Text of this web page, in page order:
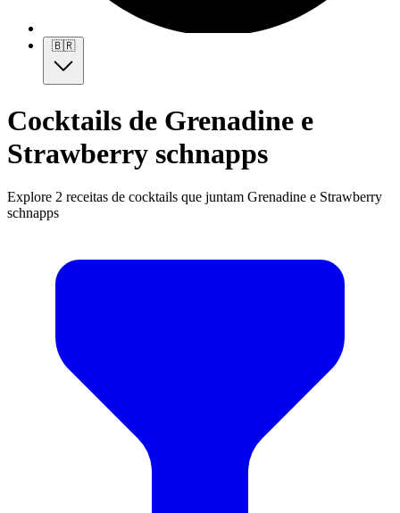
🇧🇷
Cocktails de Grenadine e
Strawberry schnapps
Explore 2 receitas de cocktails que juntam Grenadine e Strawberry
schnapps